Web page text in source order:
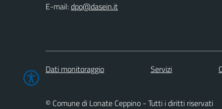
E-mail:
Dati monitoraggio Servizi
© Comune di Lonate Ceppino - Tutti i diritti riservati